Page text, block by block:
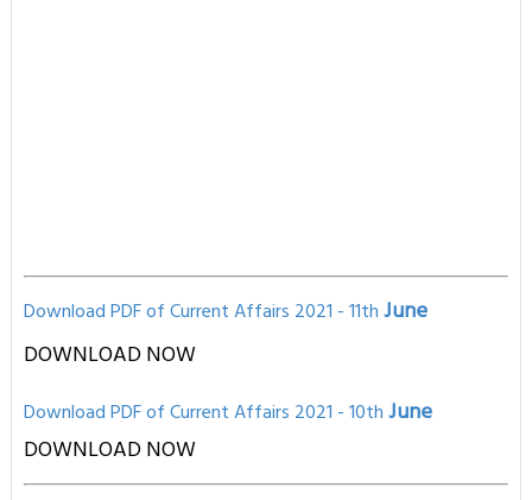
Download PDF of Current Affairs 2021 - 11thJune
DOWNLOAD NOW
Download PDF of Current Affairs 2021 - 10thJune
DOWNLOAD NOW